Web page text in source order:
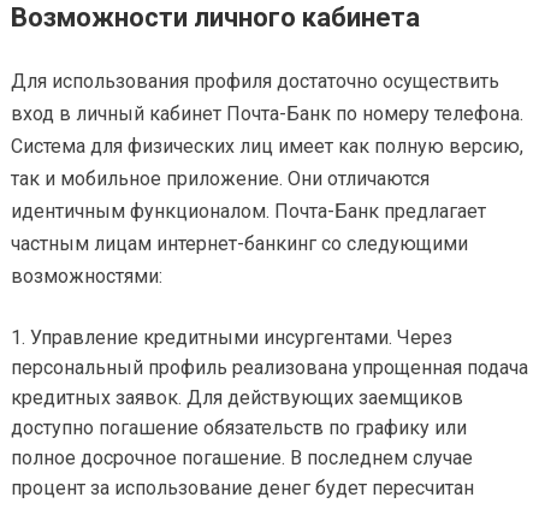
Возможности личного кабинета
Для использования профиля достаточно осуществить
вход в личный кабинет Почта-Банк по номеру телефона.
Система для физических лиц имеет как полную версию,
так и мобильное приложение. Они отличаются
идентичным функционалом. Почта-Банк предлагает
частным лицам интернет-банкинг со следующими
возможностями:
Управление кредитными инсургентами. Через
персональный профиль реализована упрощенная подача
кредитных заявок. Для действующих заемщиков
доступно погашение обязательств по графику или
полное досрочное погашение. В последнем случае
процент за использование денег будет пересчитан